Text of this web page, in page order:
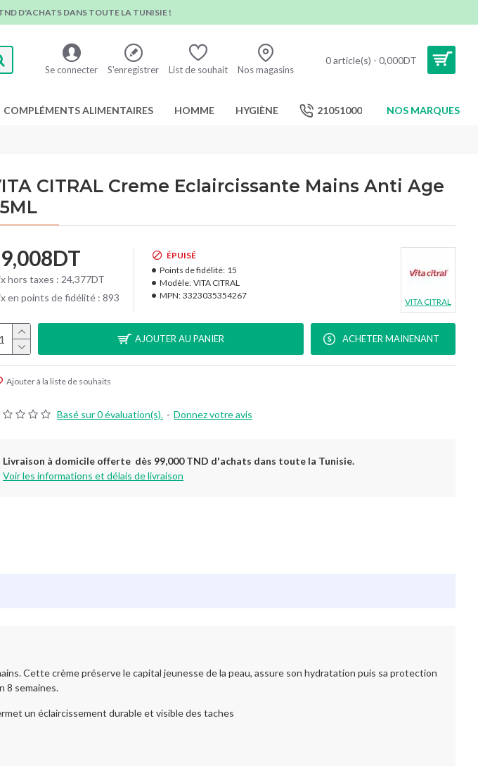
D'ACHATS DANS TOUTE LA TUNISIE !
Se connecter S'enregistrer List de souhait Nos magasins
0 article(s) - 0,000DT
COMPLÉMENTS ALIMENTAIRES HOMME HYGIÈNE 21051000 NOS MARQUES
CITRAL Creme Eclaircissante Mains Anti Age
Basé sur 0 évaluation(s). - Donnez votre avis
hors taxes : 24,377DT
en points de fidélité : 893
ÉPUISÉ
Points de fidélité: 15
Modèle: VITA CITRAL
MPN: 3323035354267
VITA CITRAL
AJOUTER AU PANIER ACHETER MAINENANT
Ajouter à la liste de souhaits
Livraison à domicile offerte dès 99,000 TND d'achats dans toute la Tunisie.
Voir les informations et délais de livraison
Cette crème préserve le capital jeunesse de la peau, assure son hydratation puis sa protection
8 semaines.
un éclaircissement durable et visible des taches